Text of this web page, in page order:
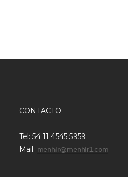
CONTACTO
Tel: 54 11 4545 5959
Mail: menhir@menhir1.com